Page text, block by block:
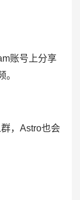
账号上分享
。
，Astro也会